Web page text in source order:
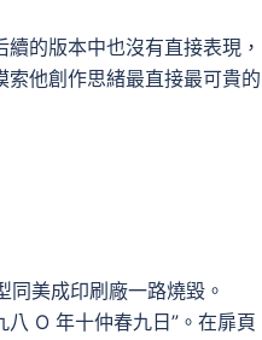
的版本中也沒有直接表現，
他創作思緒最直接最可貴的
同美成印刷廠一路燒毀。
O 年十仲春九日”。在扉頁